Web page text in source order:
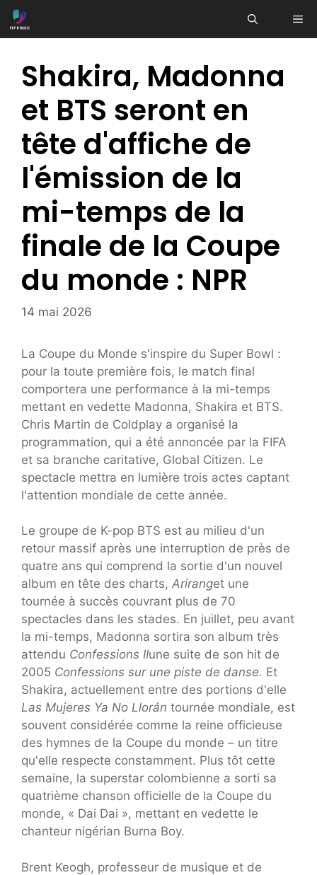
Aller
au
Shakira, Madonna
et BTS seront en
tête d'affiche de
l'émission de la
mi-temps de la
finale de la Coupe
du monde : NPR
14 mai 2026
La Coupe du Monde s'inspire du Super Bowl :
pour la toute première fois, le match final
comportera une performance à la mi-temps
mettant en vedette Madonna, Shakira et BTS.
Chris Martin de Coldplay a organisé la
programmation, qui a été annoncée par la FIFA
et sa branche caritative, Global Citizen. Le
spectacle mettra en lumière trois actes captant
l'attention mondiale de cette année.
Le groupe de K-pop BTS est au milieu d'un
retour massif après une interruption de près de
quatre ans qui comprend la sortie d'un nouvel
album en tête des charts, Ariranget une
tournée à succès couvrant plus de 70
spectacles dans les stades. En juillet, peu avant
la mi-temps, Madonna sortira son album très
attendu Confessions IIune suite de son hit de
2005 Confessions sur une piste de danse. Et
Shakira, actuellement entre des portions d'elle
Las Mujeres Ya No Llorán tournée mondiale, est
souvent considérée comme la reine officieuse
des hymnes de la Coupe du monde – un titre
qu'elle respecte constamment. Plus tôt cette
semaine, la superstar colombienne a sorti sa
quatrième chanson officielle de la Coupe du
monde, « Dai Dai », mettant en vedette le
chanteur nigérian Burna Boy.
Brent Keogh, professeur de musique et de